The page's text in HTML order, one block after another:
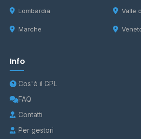
Lombardia
Marche
Valle
Info
Cos'è il GPL
FAQ
Contatti
Per gestori